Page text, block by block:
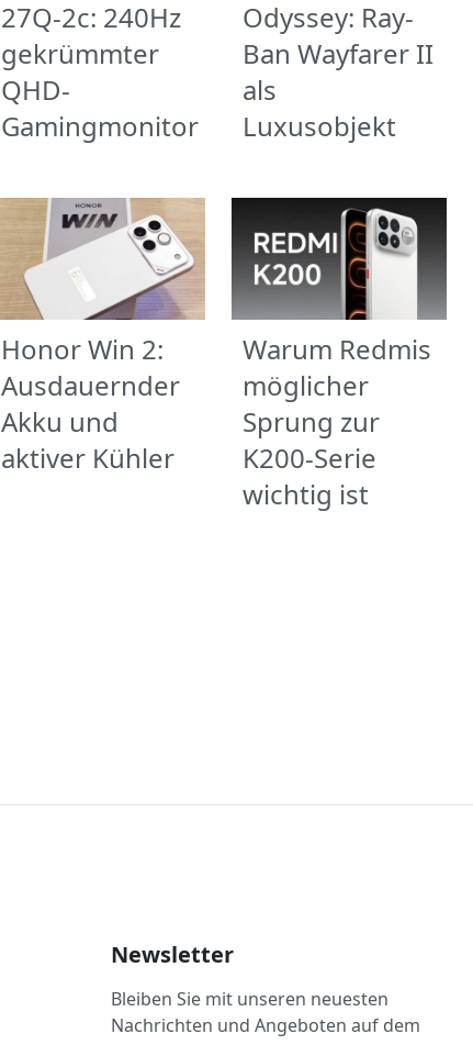
27Q-2c: 240Hz
gekrümmter
QHD-
Gamingmonitor
Odyssey: Ray-
Ban Wayfarer II
als
Luxusobjekt
Honor Win 2:
Ausdauernder
Akku und
aktiver Kühler
Warum Redmis
möglicher
Sprung zur
K200-Serie
wichtig ist
Newsletter
Bleiben Sie mit unseren neuesten
Nachrichten und Angeboten auf dem